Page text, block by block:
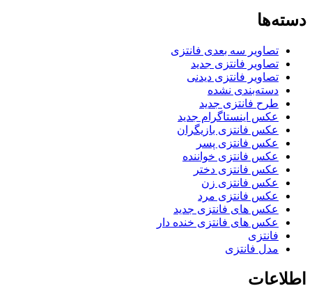
دسته‌ها
تصاویر سه بعدی فانتزی
تصاویر فانتزی جدید
تصاویر فانتزی دیدنی
دسته‌بندی نشده
طرح فانتزی جدید
عکس اینستاگرام جدید
عکس فانتزی بازیگران
عکس فانتزی پسر
عکس فانتزی خواننده
عکس فانتزی دختر
عکس فانتزی زن
عکس فانتزی مرد
عکس های فانتزی جدید
عکس های فانتزی خنده دار
فانتزی
مدل فانتزی
اطلاعات